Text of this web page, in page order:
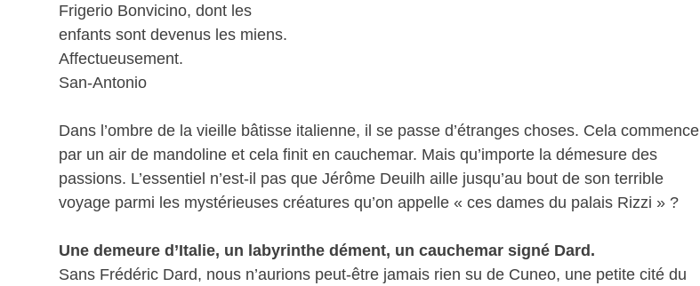
Frigerio Bonvicino, dont les
enfants sont devenus les miens.
Affectueusement.
San-Antonio
Dans l’ombre de la vieille bâtisse italienne, il se passe d’étranges choses. Cela commence
par un air de mandoline et cela finit en cauchemar. Mais qu’importe la démesure des
passions. L’essentiel n’est-il pas que Jérôme Deuilh aille jusqu’au bout de son terrible
voyage parmi les mystérieuses créatures qu’on appelle « ces dames du palais Rizzi » ?
Une demeure d’Italie, un labyrinthe dément, un cauchemar signé Dard.
Sans Frédéric Dard, nous n’aurions peut-être jamais rien su de Cuneo, une petite cité du